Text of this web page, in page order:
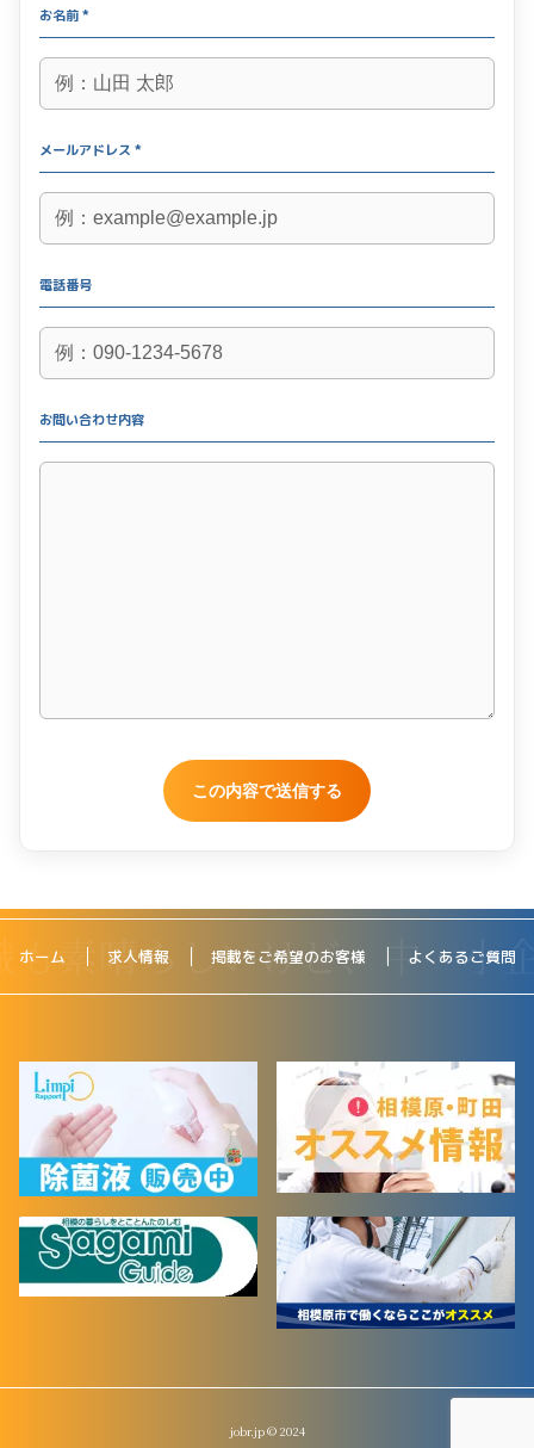
お名前 *
メールアドレス *
電話番号
お問い合わせ内容
ホーム 求人情報 掲載をご希望のお客様 よくあるご質問
jobr.jp © 2024